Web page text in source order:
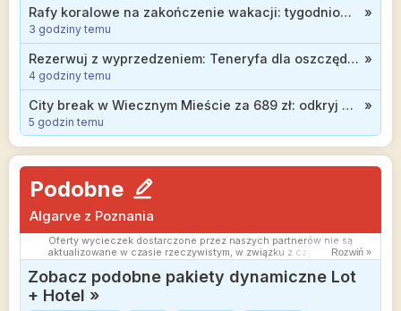
Rafy koralowe na zakończenie wakacji: tygodniowe all inclusive w 3* hotelu w Egipcie od 2399 zł »
3 godziny temu
Rezerwuj z wyprzedzeniem: Teneryfa dla oszczędnych, tydzień w hotelu z wyżywieniem od 1606 zł »
4 godziny temu
City break w Wiecznym Mieście za 689 zł: odkryj atrakcje Rzymu w trakcie jesiennej wycieczki »
5 godzin temu
Podobne
Algarve z Poznania
Oferty wycieczek dostarczone przez naszych partnerów nie są
aktualizowane w czasie rzeczywistym, w związku z czym ceny i
Dokładamy wszelkich starań aby rozbieżności były jak najmniejsze.
Rozwiń »
Zobacz podobne pakiety dynamiczne Lot
+ Hotel »